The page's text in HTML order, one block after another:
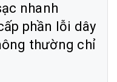
nhanh
phần lỗi dây
thường chỉ